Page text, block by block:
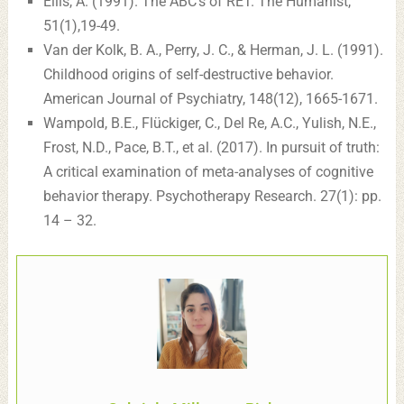
51(1),19-49.
Van der Kolk, B. A., Perry, J. C., & Herman, J. L. (1991).
Childhood origins of self-destructive behavior.
American Journal of Psychiatry, 148(12), 1665-1671.
Wampold, B.E., Flückiger, C., Del Re, A.C., Yulish, N.E.,
Frost, N.D., Pace, B.T., et al. (2017). In pursuit of truth:
A critical examination of meta-analyses of cognitive
behavior therapy. Psychotherapy Research. 27(1): pp.
14 – 32.